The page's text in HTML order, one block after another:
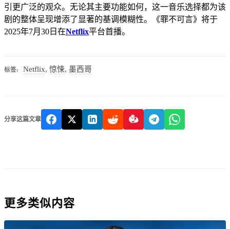
引更广泛的观众。无论其主要功能如何，这一音乐选择都为该
剧的整体呈现增添了显著的基调模糊性。《罪不可言》将于
2025年7月30日在Netflix平台首播。
标签: Netflix,惊悚, 墨西哥
分享这篇文章
更多类似内容